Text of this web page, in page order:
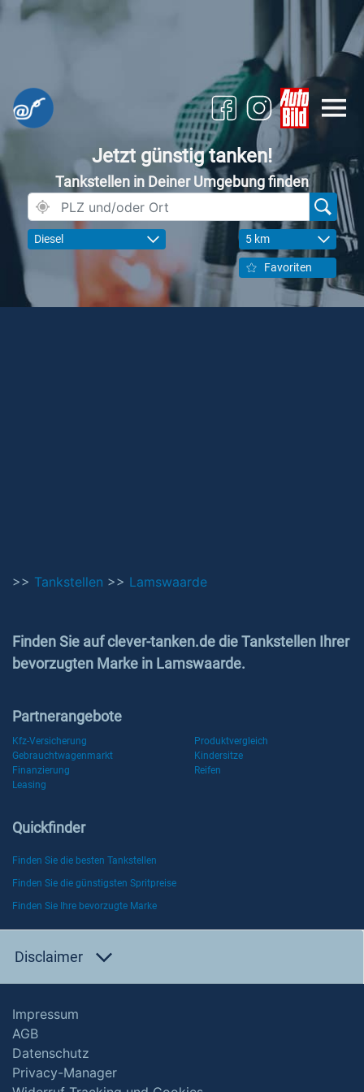
Jetzt günstig tanken!
Tankstellen in Deiner Umgebung finden
Diesel 5 km
Favoriten
>> Tankstellen >> Lamswaarde
Finden Sie auf clever-tanken.de die Tankstellen Ihrer
bevorzugten Marke in Lamswaarde.
Partnerangebote
Kfz-Versicherung
Produktvergleich
Gebrauchtwagenmarkt
Kindersitze
Finanzierung
Reifen
Leasing
Quickfinder
Finden Sie die besten Tankstellen
Finden Sie die günstigsten Spritpreise
Finden Sie Ihre bevorzugte Marke
Disclaimer
Impressum
AGB
Datenschutz
Privacy-Manager